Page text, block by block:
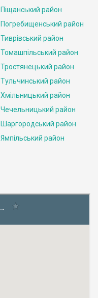
Піщанський район
Погребищенський район
Тиврівський район
Томашпільський район
Тростянецький район
Тульчинський район
Хмільницький район
Чечельницький район
Шаргородський район
Ямпільський район